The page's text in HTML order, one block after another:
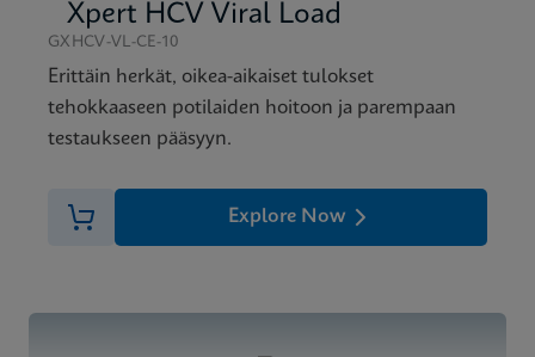
Xpert HCV Viral Load
GXHCV-VL-CE-10
Erittäin herkät, oikea-aikaiset tulokset
tehokkaaseen potilaiden hoitoon ja parempaan
testaukseen pääsyyn.
Explore Now